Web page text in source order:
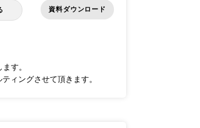
資料ダウンロード
す。
ィングさせて頂きます。